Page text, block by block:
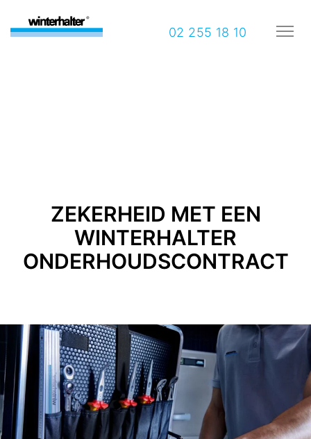
02 255 18 10
ZEKERHEID MET EEN
WINTERHALTER
ONDERHOUDSCONTRACT